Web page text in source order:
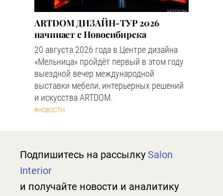
ARTDOM ДИЗАЙН-ТУР 2026
начинает с Новосибирска
20 августа 2026 года в Центре дизайна
«Мельница» пройдёт первый в этом году
выездной вечер международной
выставки мебели, интерьерных решений
и искусства ARTDOM.
#НОВОСТИ
Подпишитесь на рассылку Salon
Interior
и получайте новости и аналитику